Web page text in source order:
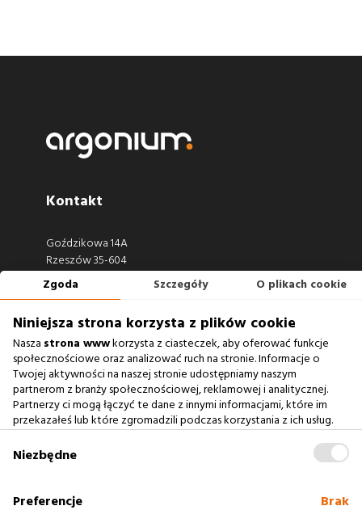
Kontakt
Goździkowa 14A
Rzeszów 35-604
Zobacz również
Agencja Interaktywna
Baza Wiedzy
Polityka cookies
Zgoda Szczegóły O plikach cookie
Niniejsza strona korzysta z plików cookie
Nasza strona wwwkorzysta z ciasteczek, aby oferować funkcje
społecznościowe oraz analizować ruch na stronie. Informacje o
Twojej aktywności na naszej stronie udostępniamy naszym
partnerom z branży społecznościowej, reklamowej i analitycznej.
Partnerzy ci mogą łączyć te dane z innymi informacjami, które im
przekazałeś lub które zgromadzili podczas korzystania z ich usług.
na prawidłowe działanie serwisu
Niezbędne
Preferencje Brak